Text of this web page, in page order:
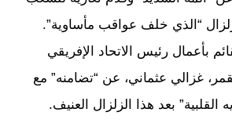
“الذي خلف عواقب مأساوية”.
بأعمال رئيس الاتحاد الإفريقي
غزالي عثماني، عن “تضامنه” مع
القلبية” بعد هذا الزلزال العنيف.